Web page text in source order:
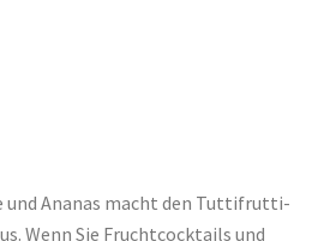
und Ananas macht den Tuttifrutti-
Wenn Sie Fruchtcocktails und